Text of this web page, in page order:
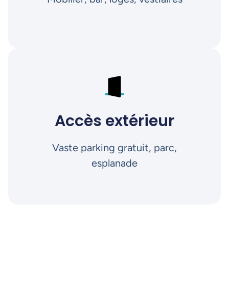
Accès extérieur
Vaste parking gratuit, parc,
esplanade